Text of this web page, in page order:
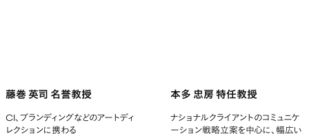
藤巻 英司 名誉教授
CI、ブランディングなどのアートディ
レクションに携わる
本多 忠房 特任教授
ナショナルクライアントのコミュニケ
ーション戦略立案を中心に、幅広い